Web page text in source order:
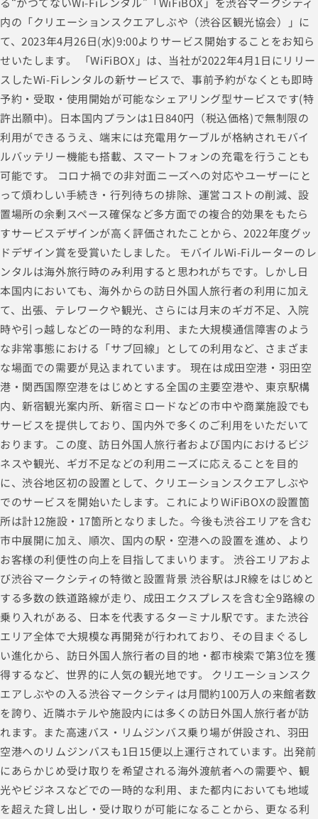
内の「クリエーションスクエアしぶや（渋谷区観光協会）」に
て、2023年4月26日(水)9:00よりサービス開始することをお知ら
せいたします。 「WiFiBOX」は、当社が2022年4月1日にリリー
スしたWi-Fiレンタルの新サービスで、事前予約がなくとも即時
予約・受取・使用開始が可能なシェアリング型サービスです(特
許出願中)。日本国内プランは1日840円（税込価格)で無制限の
利用ができるうえ、端末には充電用ケーブルが格納されモバイ
ルバッテリー機能も搭載、スマートフォンの充電を行うことも
可能です。 コロナ禍での非対面ニーズへの対応やユーザーにと
って煩わしい手続き・行列待ちの排除、運営コストの削減、設
置場所の余剰スペース確保など多方面での複合的効果をもたら
すサービスデザインが高く評価されたことから、2022年度グッ
ドデザイン賞を受賞いたしました。 モバイルWi-Fiルーターのレ
ンタルは海外旅行時のみ利用すると思われがちです。しかし日
本国内においても、海外からの訪日外国人旅行者の利用に加え
て、出張、テレワークや観光、さらには月末のギガ不足、入院
時や引っ越しなどの一時的な利用、また大規模通信障害のよう
な非常事態における「サブ回線」としての利用など、さまざま
な場面での需要が見込まれています。 現在は成田空港・羽田空
港・関西国際空港をはじめとする全国の主要空港や、東京駅構
内、新宿観光案内所、新宿ミロードなどの市中や商業施設でも
サービスを提供しており、国内外で多くのご利用をいただいて
おります。この度、訪日外国人旅行者および国内におけるビジ
ネスや観光、ギガ不足などの利用ニーズに応えることを目的
に、渋谷地区初の設置として、クリエーションスクエアしぶや
でのサービスを開始いたします。これによりWiFiBOXの設置箇
所は計12施設・17箇所となりました。今後も渋谷エリアを含む
市中展開に加え、順次、国内の駅・空港への設置を進め、より
お客様の利便性の向上を目指してまいります。 渋谷エリアおよ
び渋谷マークシティの特徴と設置背景 渋谷駅はJR線をはじめと
する多数の鉄道路線が走り、成田エクスプレスを含む全9路線の
乗り入れがある、日本を代表するターミナル駅です。また渋谷
エリア全体で大規模な再開発が行われており、その目まぐるし
い進化から、訪日外国人旅行者の目的地・都市検索で第3位を獲
得するなど、世界的に人気の観光地です。 クリエーションスク
エアしぶやの入る渋谷マークシティは月間約100万人の来館者数
を誇り、近隣ホテルや施設内には多くの訪日外国人旅行者が訪
れます。また高速バス・リムジンバス乗り場が併設され、羽田
空港へのリムジンバスも1日15便以上運行されています。出発前
にあらかじめ受け取りを希望される海外渡航者への需要や、観
光やビジネスなどでの一時的な利用、また都内においても地域
を超えた貸し出し・受け取りが可能になることから、更なる利